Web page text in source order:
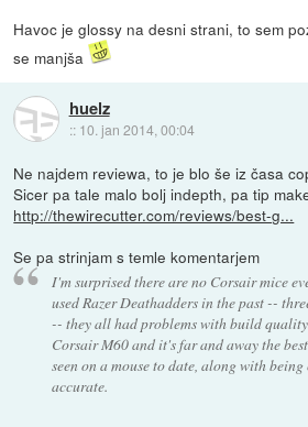
Havoc je glossy na desni strani, to sem
se manjša
huelz
:: 10. jan 2014, 00:04
Ne najdem reviewa, to je blo še iz časa
Sicer pa tale malo bolj indepth, pa tip
http://thewirecutter.com/reviews/best-g...
Se pa strinjam s temle komentarjem
I'm surprised there are no Corsair mice
used Razer Deathadders in the past --
-- they all had problems with build
Corsair M60 and it's far and away the
seen on a mouse to date, along with
accurate.